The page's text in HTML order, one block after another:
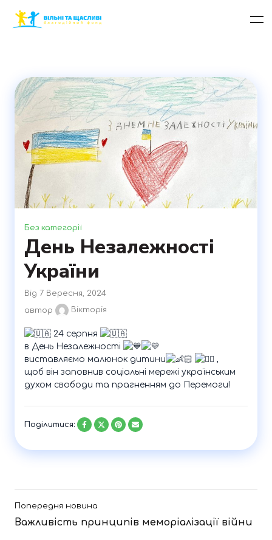
Без категорії
День Незалежності
України
Від 7 Вересня, 2024
автор
Вікторія
24 серпня
в День Незалежності
виставляємо малюнок дитини
,
щоб він заповнив соціальні мережі українським
духом свободи та прагненням до Перемоги!
Поділитися:
Попередня новина
Важливість принципів меморіалізації війни